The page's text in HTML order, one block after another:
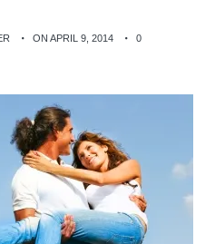
ON APRIL 9, 2014 0